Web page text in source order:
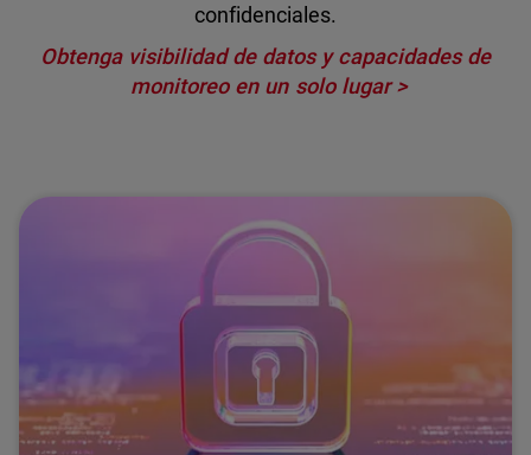
confidenciales.
Obtenga visibilidad de datos y capacidades de
monitoreo en un solo lugar